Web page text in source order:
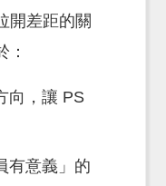
開差距的關
：
向，讓 PS
有意義」的